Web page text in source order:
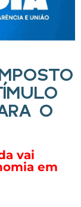
O
vai
em